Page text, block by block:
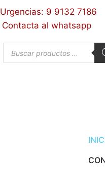
Urgencias: 9 9132 7186
Contacta al whatsapp